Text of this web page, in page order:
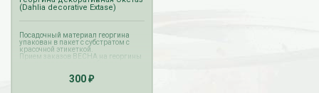
(Dahlia decorative Extase)
Посадочный материал георгина
упакован в пакет с субстратом с
красочной этикеткой.
Прием заказов ВЕСНА на георгины
производится с февраля по май.
300₽